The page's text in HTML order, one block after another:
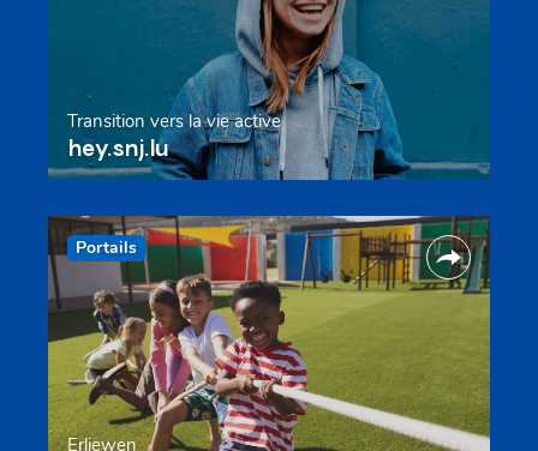
Transition vers la vie active
hey.snj.lu
Portails
Erliewen